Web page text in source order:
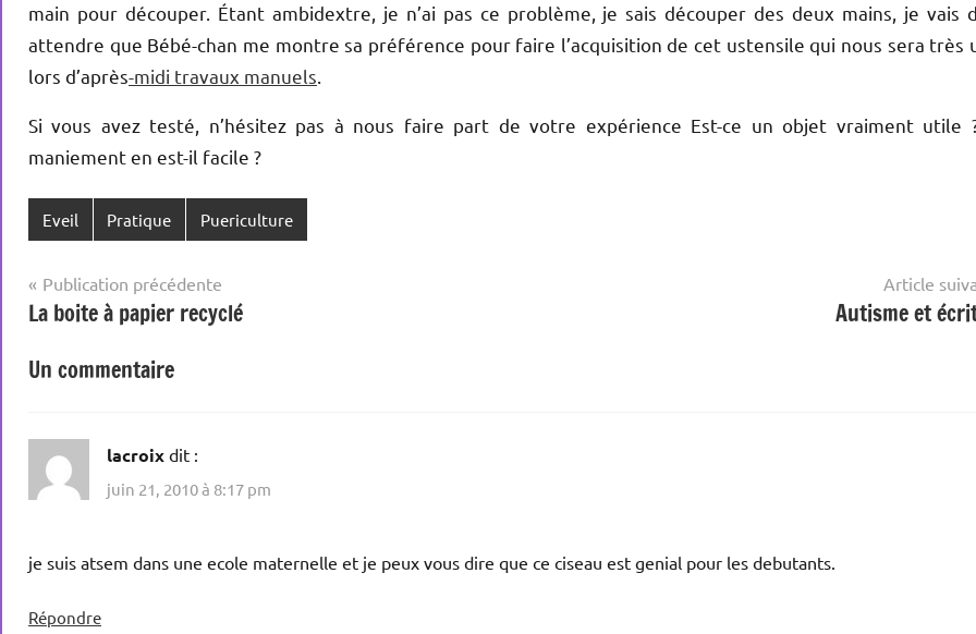
main pour découper. Étant ambidextre, je n’ai pas ce problème, je sais découper des deux mains, je vais
attendre que Bébé-chan me montre sa préférence pour faire l’acquisition de cet ustensile qui nous sera très
lors d’après-midi travaux manuels
Si vous avez testé, n’hésitez pas à nous faire part de votre expérience Est-ce un objet vraiment utile
maniement en est-il facile ?
Eveil Pratique Puericulture
Navigation
de
l’article
Publication précédente
La boite à papier recyclé
Article
Autisme et
Un commentaire
lacroix dit :
juin 21, 2010 à 8:17 pm
je suis atsem dans une ecole maternelle et je peux vous dire que ce ciseau est genial pour les debutants.
Répondre